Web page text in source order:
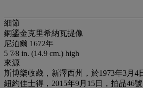
細節
銅鎏金克里希納瓦提像
尼泊爾 1672年
5 7⁄8 in. (14.9 cm.) high
來源
斯博樂收藏，新澤西州，於1973年3月4
紐約佳士得，2015年9月15日，拍品46號